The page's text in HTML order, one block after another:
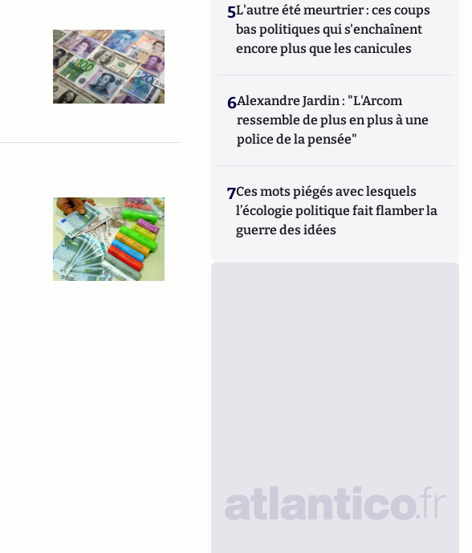
5L'autre été meurtrier : ces coups
bas politiques qui s'enchaînent
encore plus que les canicules
6Alexandre Jardin : "L'Arcom
ressemble de plus en plus à une
police de la pensée"
7Ces mots piégés avec lesquels
l’écologie politique fait flamber la
guerre des idées